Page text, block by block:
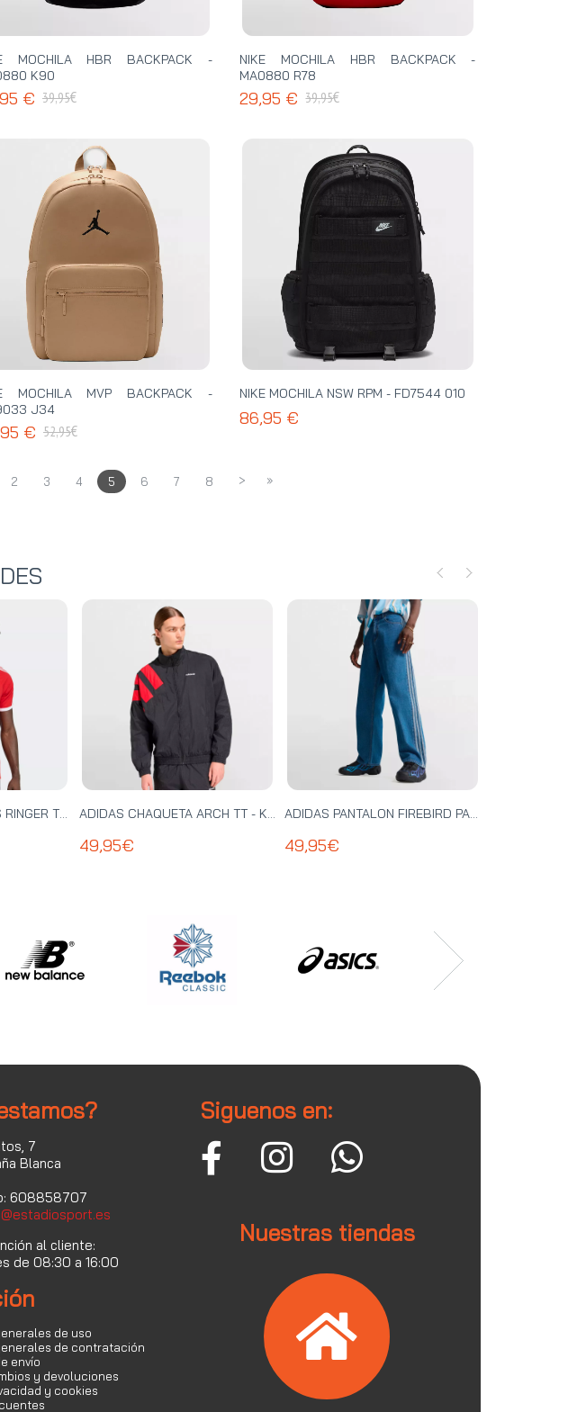
MOCHILA HBR BACKPACK -
K90
€ 39,95€
NIKE MOCHILA HBR BACKPACK -
MA0880 R78
29,95 € 39,95€
MOCHILA MVP BACKPACK -
J34
€ 52,95€
NIKE MOCHILA NSW RPM - FD7544 010
86,95 €
2 3 4 5 6 7 8 > »
ADIDAS CAMISETA 3S RINGER TEE - KF0416 ADIDAS CHAQUETA ARCH TT - KD4069
49,95€
ADIDAS PANTALON FIREBIRD PANTS - KD1499
49,95€
7
Blanca
608858707
al cliente:
de 08:30 a 16:00
de uso
de contratación
envío
y devoluciones
y cookies
Siguenos en:
Nuestras tiendas